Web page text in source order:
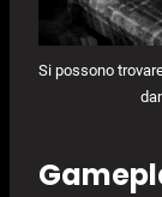
Si possono